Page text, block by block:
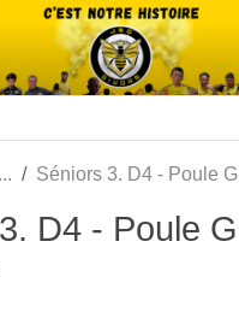
Séniors 3. D4 - Poule G
D4 - Poule G
des cookies